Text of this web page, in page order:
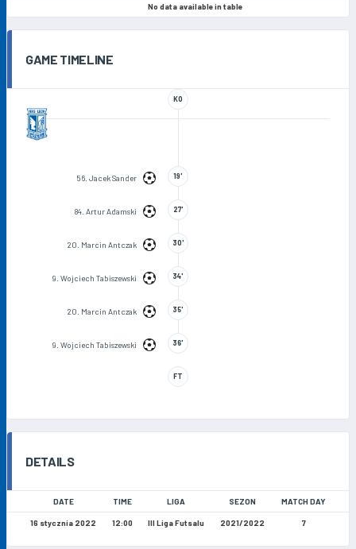
No data available in table
GAME TIMELINE
KO
56. Jacek Sander 19'
84. Artur Adamski 27'
20. Marcin Antczak 30'
9. Wojciech Tabiszewski 34'
20. Marcin Antczak 35'
9. Wojciech Tabiszewski 36'
FT
DETAILS
DATE TIME LIGA SEZON MATCH DAY
16 stycznia 2022 12:00 III Liga Futsalu 2021/2022 7